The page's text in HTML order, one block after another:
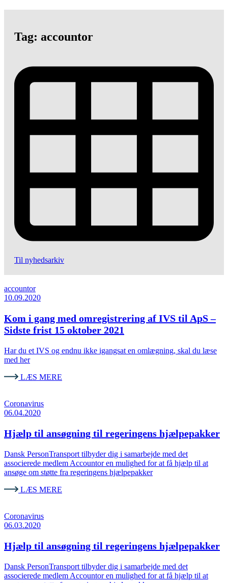
Tag: accountor
Til nyhedsarkiv
accountor
10.09.2020
Kom i gang med omregistrering af IVS til ApS –
Sidste frist 15 oktober 2021
Har du et IVS og endnu ikke igangsat en omlægning, skal du læse
med her
LÆS MERE
Coronavirus
06.04.2020
Hjælp til ansøgning til regeringens hjælpepakker
Dansk PersonTransport tilbyder dig i samarbejde med det
associerede medlem Accountor en mulighed for at få hjælp til at
ansøge om støtte fra regeringens hjælpepakker
LÆS MERE
Coronavirus
06.03.2020
Hjælp til ansøgning til regeringens hjælpepakker
Dansk PersonTransport tilbyder dig i samarbejde med det
associerede medlem Accountor en mulighed for at få hjælp til at